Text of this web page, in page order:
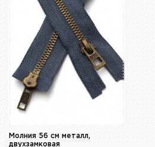
Молния 56 см металл,
двухзамковая